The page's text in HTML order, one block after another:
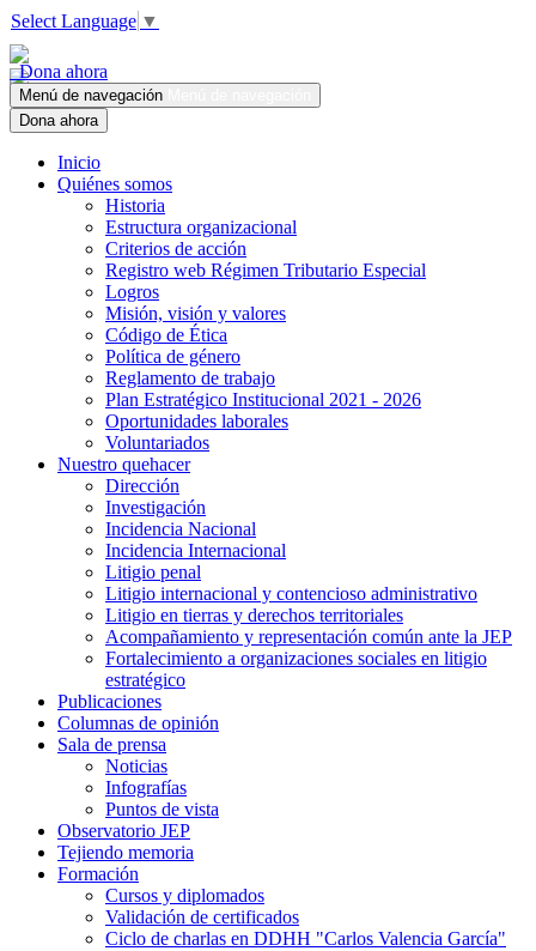
Select Language ▼
Dona ahora
Menú de navegación
Dona ahora
Inicio
Quiénes somos
Historia
Estructura organizacional
Criterios de acción
Registro web Régimen Tributario Especial
Logros
Misión, visión y valores
Código de Ética
Política de género
Reglamento de trabajo
Plan Estratégico Institucional 2021 - 2026
Oportunidades laborales
Voluntariados
Nuestro quehacer
Dirección
Investigación
Incidencia Nacional
Incidencia Internacional
Litigio penal
Litigio internacional y contencioso administrativo
Litigio en tierras y derechos territoriales
Acompañamiento y representación común ante la JEP
Fortalecimiento a organizaciones sociales en litigio
estratégico
Publicaciones
Columnas de opinión
Sala de prensa
Noticias
Infografías
Puntos de vista
Observatorio JEP
Tejiendo memoria
Formación
Cursos y diplomados
Validación de certificados
Ciclo de charlas en DDHH "Carlos Valencia García"